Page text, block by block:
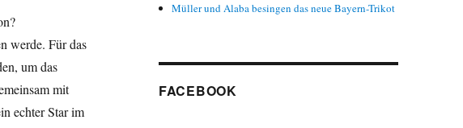
werde. Für das
um das
mit
echter Star im
Müller und Alaba besingen das neue Bayern-Trikot
FACEBOOK